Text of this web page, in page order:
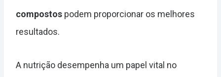
compostos podem proporcionar os melhores
resultados.
A nutrição desempenha um papel vital no